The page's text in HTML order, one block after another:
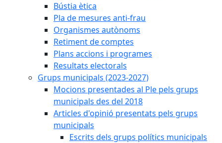
Bústia ètica
Pla de mesures anti-frau
Organismes autònoms
Retiment de comptes
Plans accions i programes
Resultats electorals
Grups municipals (2023-2027)
Mocions presentades al Ple pels grups
municipals des del 2018
Articles d'opinió presentats pels grups
municipals
Escrits dels grups polítics municipals